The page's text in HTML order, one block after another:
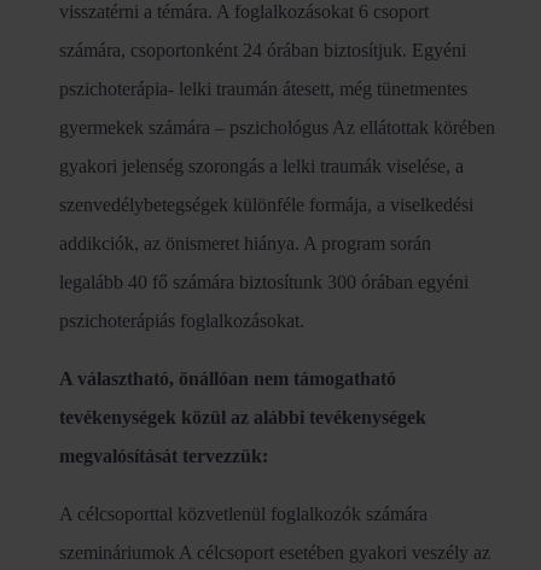
visszatérni a témára. A foglalkozásokat 6 csoport
számára, csoportonként 24 órában biztosítjuk. Egyéni
pszichoterápia- lelki traumán átesett, még tünetmentes
gyermekek számára – pszichológus Az ellátottak körében
gyakori jelenség szorongás a lelki traumák viselése, a
szenvedélybetegségek különféle formája, a viselkedési
addikciók, az önismeret hiánya. A program során
legalább 40 fő számára biztosítunk 300 órában egyéni
pszichoterápiás foglalkozásokat.
A választható, önállóan nem támogatható
tevékenységek közül az alábbi tevékenységek
megvalósítását tervezzük:
A célcsoporttal közvetlenül foglalkozók számára
szemináriumok A célcsoport esetében gyakori veszély az